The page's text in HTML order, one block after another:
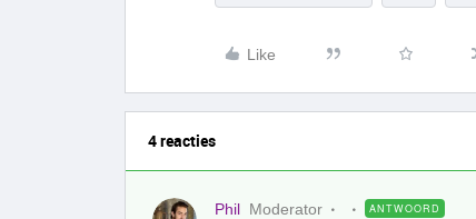
Like
4 reacties
Phil Moderator ANTWOORD